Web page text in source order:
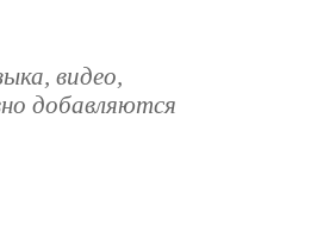
видео,
добавляются